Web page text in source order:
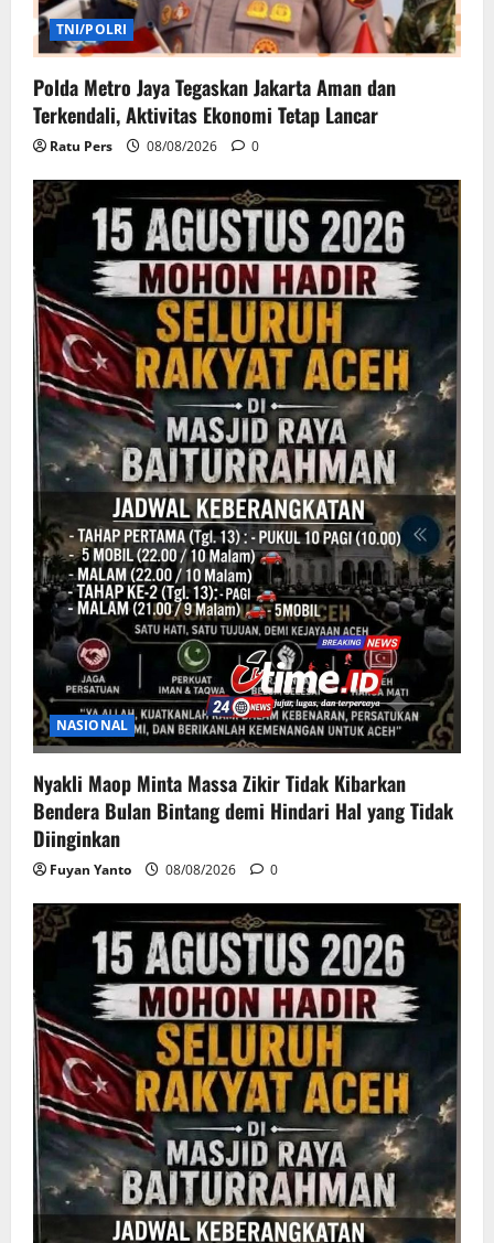
TNI/POLRI
Polda Metro Jaya Tegaskan Jakarta Aman dan
Terkendali, Aktivitas Ekonomi Tetap Lancar
Ratu Pers 08/08/2026 0
NASIONAL
Nyakli Maop Minta Massa Zikir Tidak Kibarkan
Bendera Bulan Bintang demi Hindari Hal yang Tidak
Diinginkan
Fuyan Yanto 08/08/2026 0